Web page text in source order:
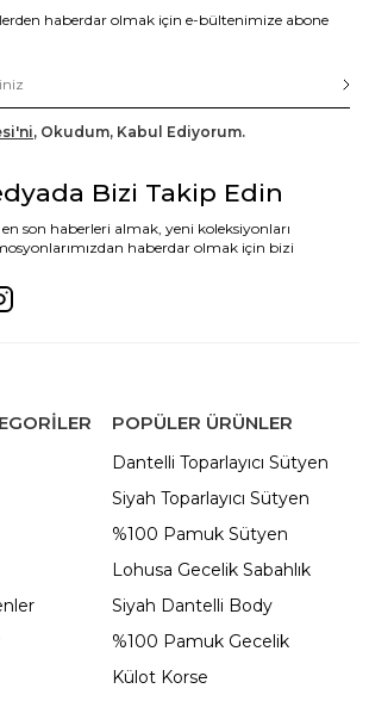
haberdar olmak için e-bültenimize abone
, Okudum, Kabul Ediyorum.
Bizi Takip Edin
son haberleri almak, yeni koleksiyonları
haberdar olmak için bizi
POPÜLER ÜRÜNLER
Dantelli Toparlayıcı Sütyen
Siyah Toparlayıcı Sütyen
%100 Pamuk Sütyen
Lohusa Gecelik Sabahlık
Siyah Dantelli Body
%100 Pamuk Gecelik
Külot Korse